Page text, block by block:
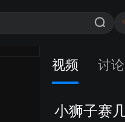
视频 讨论
小狮子赛